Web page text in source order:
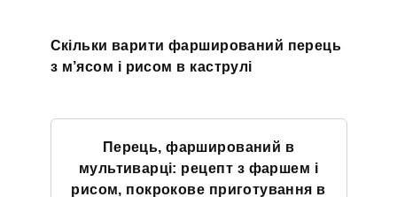
Скільки варити фарширований перець
з м’ясом і рисом в каструлі
Перець, фарширований в
мультиварці: рецепт з фаршем і
рисом, покрокове приготування в